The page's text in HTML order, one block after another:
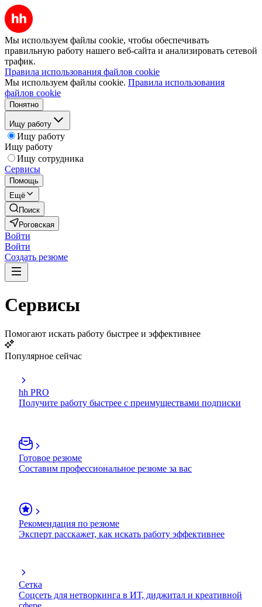
Мы используем файлы cookie, чтобы обеспечивать
правильную работу нашего веб-сайта и анализировать сетевой
трафик.
Правила использования файлов cookie
Мы используем файлы cookie. Правила использования
файлов cookie
Понятно
Ищу работу
Ищу работу
Ищу работу
Ищу сотрудника
Сервисы
Помощь
Ещё
Поиск
Роговская
Войти
Войти
Создать резюме
Сервисы
Помогают искать работу быстрее и эффективнее
Популярное сейчас
hh PRO
Получите работу быстрее с преимуществами подписки
Готовое резюме
Составим профессиональное резюме за вас
Рекомендация по резюме
Эксперт расскажет, как искать работу эффективнее
Сетка
Соцсеть для нетворкинга в ИТ, диджитал и креативной